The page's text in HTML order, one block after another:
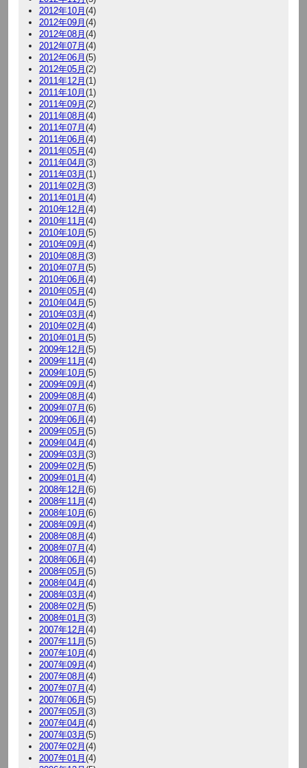
2012年10月 (4)
2012年09月 (4)
2012年08月 (4)
2012年07月 (4)
2012年06月 (5)
2012年05月 (2)
2011年12月 (1)
2011年10月 (1)
2011年09月 (2)
2011年08月 (4)
2011年07月 (4)
2011年06月 (4)
2011年05月 (4)
2011年04月 (3)
2011年03月 (1)
2011年02月 (3)
2011年01月 (4)
2010年12月 (4)
2010年11月 (4)
2010年10月 (5)
2010年09月 (4)
2010年08月 (3)
2010年07月 (5)
2010年06月 (4)
2010年05月 (4)
2010年04月 (5)
2010年03月 (4)
2010年02月 (4)
2010年01月 (5)
2009年12月 (5)
2009年11月 (4)
2009年10月 (5)
2009年09月 (4)
2009年08月 (4)
2009年07月 (6)
2009年06月 (4)
2009年05月 (5)
2009年04月 (4)
2009年03月 (3)
2009年02月 (5)
2009年01月 (4)
2008年12月 (6)
2008年11月 (4)
2008年10月 (6)
2008年09月 (4)
2008年08月 (4)
2008年07月 (4)
2008年06月 (4)
2008年05月 (5)
2008年04月 (4)
2008年03月 (4)
2008年02月 (5)
2008年01月 (3)
2007年12月 (4)
2007年11月 (5)
2007年10月 (4)
2007年09月 (4)
2007年08月 (4)
2007年07月 (4)
2007年06月 (5)
2007年05月 (3)
2007年04月 (4)
2007年03月 (5)
2007年02月 (4)
2007年01月 (4)